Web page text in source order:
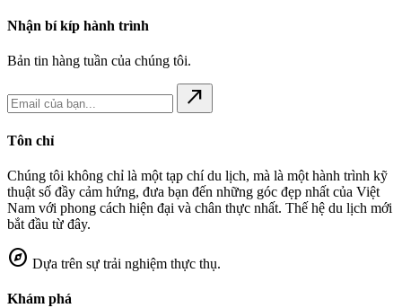
Nhận bí kíp hành trình
Bản tin hàng tuần của chúng tôi.
north_east
Tôn chỉ
Chúng tôi không chỉ là một tạp chí du lịch, mà là một hành trình kỹ
thuật số đầy cảm hứng, đưa bạn đến những góc đẹp nhất của Việt
Nam với phong cách hiện đại và chân thực nhất. Thế hệ du lịch mới
bắt đầu từ đây.
explore Dựa trên sự trải nghiệm thực thụ.
Khám phá